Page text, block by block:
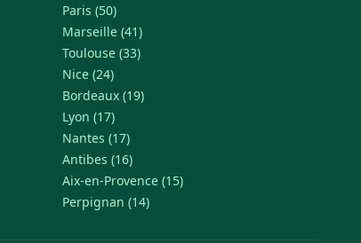
Paris (50)
Marseille (41)
Toulouse (33)
Nice (24)
Bordeaux (19)
Lyon (17)
Nantes (17)
Antibes (16)
Aix-en-Provence (15)
Perpignan (14)